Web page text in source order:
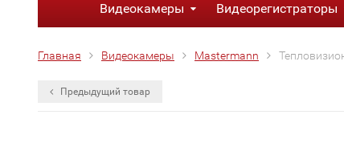
Видеокамеры Видеорегистраторы
Главная Видеокамеры Mastermann
Предыдущий товар